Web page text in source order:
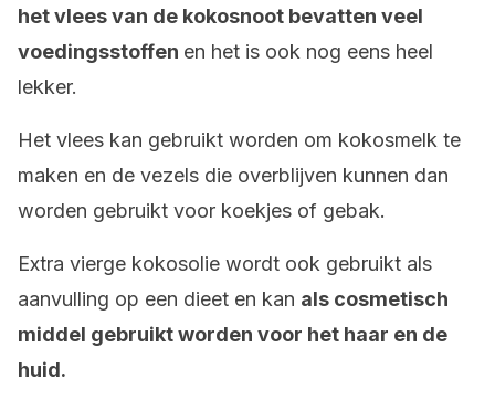
het vlees van de kokosnoot bevatten veel
voedingsstoffen en het is ook nog eens heel
lekker.
Het vlees kan gebruikt worden om kokosmelk te
maken en de vezels die overblijven kunnen dan
worden gebruikt voor koekjes of gebak.
Extra vierge kokosolie wordt ook gebruikt als
aanvulling op een dieet en kan als cosmetisch
middel gebruikt worden voor het haar en de
huid.